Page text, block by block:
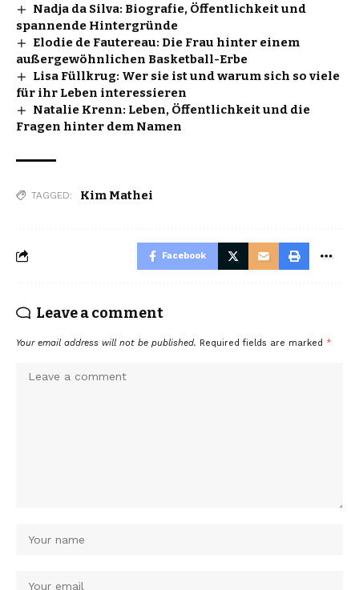
Nadja da Silva: Biografie, Öffentlichkeit und
spannende Hintergründe
Elodie de Fautereau: Die Frau hinter einem
außergewöhnlichen Basketball-Erbe
Lisa Füllkrug: Wer sie ist und warum sich so viele
für ihr Leben interessieren
Natalie Krenn: Leben, Öffentlichkeit und die
Fragen hinter dem Namen
TAGGED: Kim Mathei
Facebook
Leave a comment
Your email address will not be published. Required fields are marked *